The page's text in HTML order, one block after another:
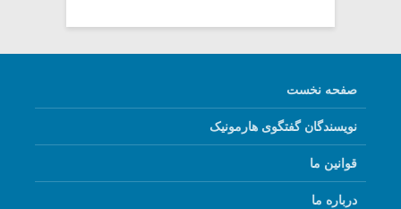
صفحه نخست
نویسندگان گفتگوی هارمونیک
قوانین ما
درباره ما